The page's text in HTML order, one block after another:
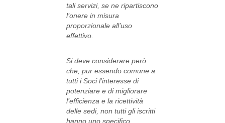
tali servizi, se ne ripartiscono
l’onere in misura
proporzionale all’uso
effettivo.
Si deve considerare però
che, pur essendo comune a
tutti i Soci l’interesse di
potenziare e di migliorare
l’efficienza e la ricettività
delle sedi, non tutti gli iscritti
hanno uno specifico